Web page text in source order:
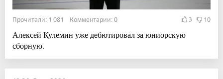
Прочитали: 1 081 Комментарии: 0 3 10
Алексей Кулемин уже дебютировал за юниорскую
сборную.